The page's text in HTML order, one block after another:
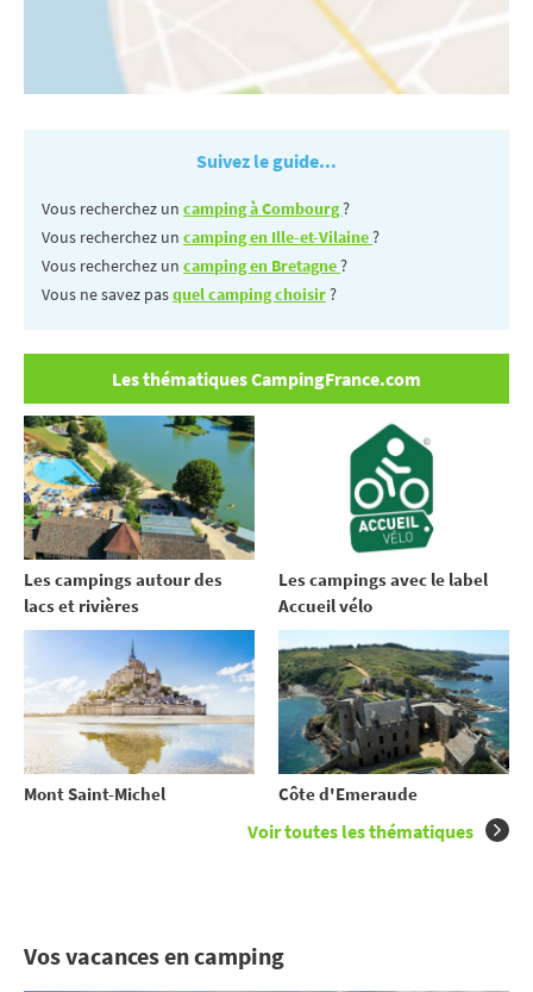
Suivez le guide...
Vous recherchez un camping à Combourg?
Vous recherchez un camping en Ille-et-Vilaine?
Vous recherchez un camping en Bretagne?
Vous ne savez pasquel camping choisir?
Les thématiques CampingFrance.com
Les campings autour des
lacs et rivières
Les campings avec le label
Accueil vélo
Mont Saint-Michel Côte d'Emeraude
Voir toutes les thématiques
Vos vacances en camping